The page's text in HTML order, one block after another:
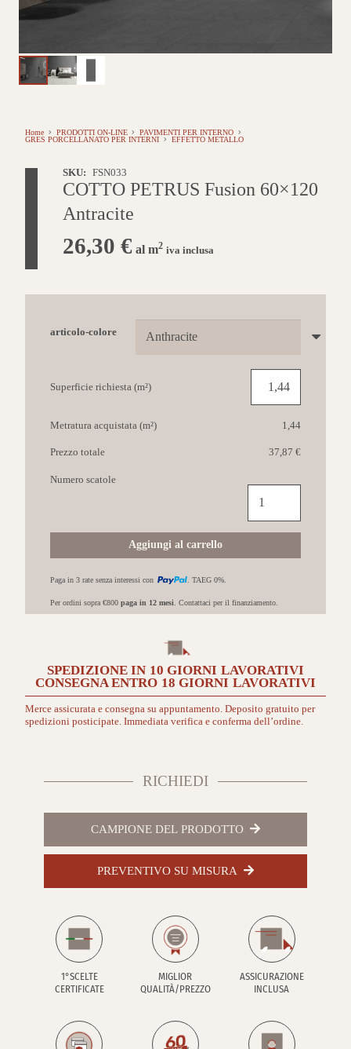
Home PRODOTTI ON-LINE
PAVIMENTI PER INTERNO
GRES PORCELLANATO PER INTERNI
EFFETTO METALLO
SKU: FSN033
COTTO PETRUS Fusion 60×120
Antracite
26,30 € al m2 iva inclusa
articolo-colore
Superficie richiesta (m²)
Metratura acquistata (m²) 1,44
Prezzo totale 37,87 €
PETRUS
Fusion
Aggiungi al carrello
Numero scatole
Paga in 3 rate senza interessi con . TAEG 0%.
Per ordini sopra €800 paga in 12 mesi . Contattaci per il finanziamento.
SPEDIZIONE IN 10 GIORNI LAVORATIVI
CONSEGNA ENTRO 18 GIORNI LAVORATIVI
Merce assicurata e consegna su appuntamento. Deposito gratuito per
spedizioni posticipate. Immediata verifica e conferma dell’ordine.
RICHIEDI
CAMPIONE DEL PRODOTTO
PREVENTIVO SU MISURA
1°SCELTE
CERTIFICATE
MIGLIOR
QUALITÀ/PREZZO
ASSICURAZIONE
INCLUSA